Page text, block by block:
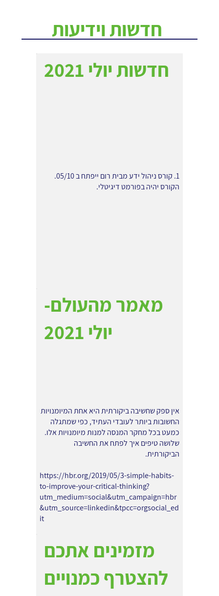
חדשות וידיעות
חדשות יולי 2021
1. קורס ניהול ידע מבית רום ייפתח ב 05/10.
הקורס יהיה בפורמט דיגיטלי.
מאמר מהעולם-
יולי 2021
אין ספק שחשיבה ביקורתית היא אחת המיומנויות
החשובות ביותר לעובדי העתיד, כפי שמתגלה
כמעט בכל מחקר המנסה למנות מיומנויות אלו.
שלושה טיפים איך לפתח את החשיבה
הביקורתית.
https://hbr.org/2019/05/3-simple-habits-
to-improve-your-critical-thinking?
utm_medium=social&utm_campaign=hbr
&utm_source=linkedin&tpcc=orgsocial_ed
it
מזמינים אתכם
להצטרף כמנויים